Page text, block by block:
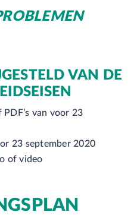
VAN DE
van voor 23
23 september 2020
of video